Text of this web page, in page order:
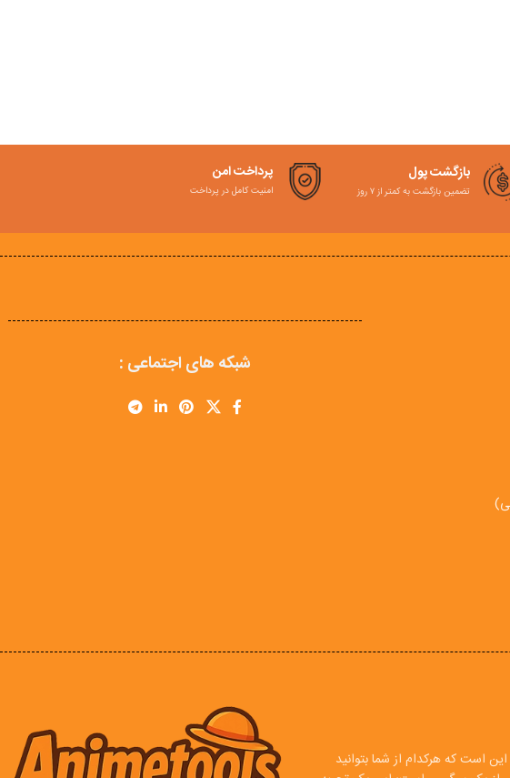
بازگشت پول
تضمین بازگشت به کمتر از ۷ روز
پرداخت امن
امنیت کامل در پرداخت
شبکه های اجتماعی :
است که هرکدام از شما بتوانید